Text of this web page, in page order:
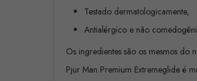
Testado dermatologicamente,
Antialérgico e não
Os ingredientes são os mesmos do
Pjur Man Premium Extremeglide é